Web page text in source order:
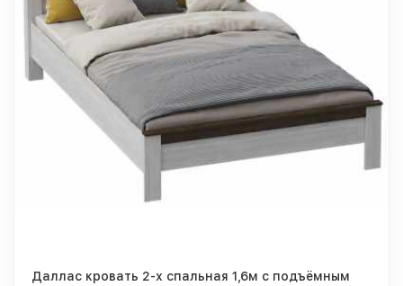
Даллас кровать 2-х спальная 1,6м с подъёмным